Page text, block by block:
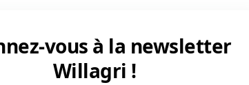
vous à la newsletter
Willagri !